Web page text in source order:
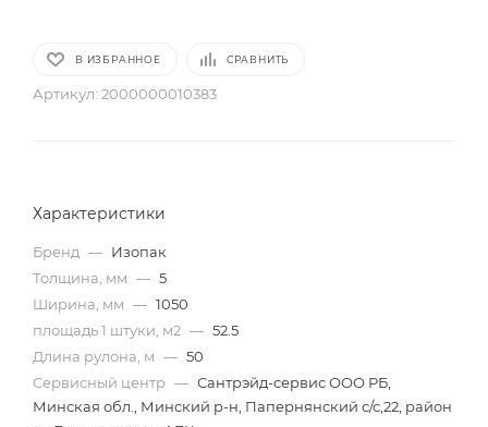
В ИЗБРАННОЕ СРАВНИТЬ
Артикул: 2000000010383
Характеристики
Бренд — Изопак
Толщина, мм — 5
Ширина, мм — 1050
площадь 1 штуки, м2 — 52.5
Длина рулона, м — 50
Сервисный центр — Сантрэйд-сервис ООО РБ,
Минская обл., Минский р-н, Папернянский с/с,22, район